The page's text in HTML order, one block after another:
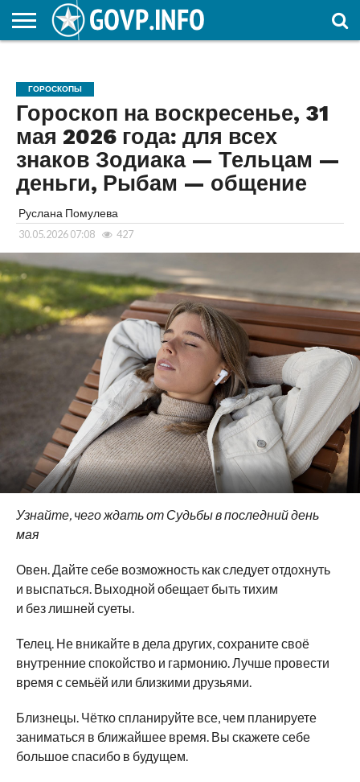
ОБРАЗОВАНИЕ
ГОРОСКОПЫ
Гороскоп на воскресенье, 31
мая 2026 года: для всех
знаков Зодиака — Тельцам —
деньги, Рыбам — общение
Руслана Помулева
30.05.2026 07:08 427
Узнайте, чего ждать от Судьбы в последний день
мая
Овен. Дайте себе возможность как следует отдохнуть
и выспаться. Выходной обещает быть тихим
и без лишней суеты.
Телец. Не вникайте в дела других, сохраните своё
внутренние спокойство и гармонию. Лучше провести
время с семьёй или близкими друзьями.
Близнецы. Чётко спланируйте все, чем планируете
заниматься в ближайшее время. Вы скажете себе
большое спасибо в будущем.